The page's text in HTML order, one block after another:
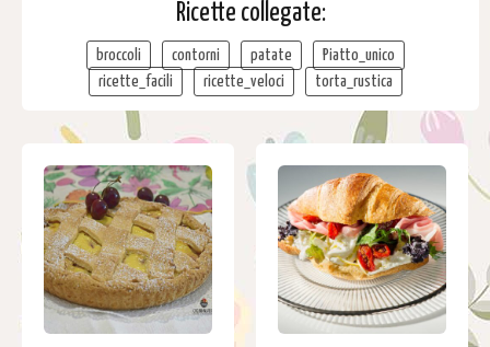
Ricette collegate:
broccoli contorni patate
Piatto_unico
ricette_facili
ricette_veloci torta_rustica